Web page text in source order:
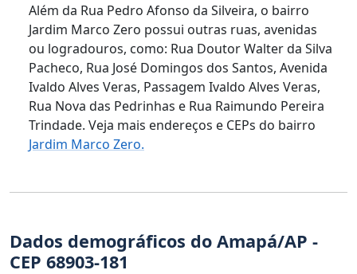
Além da Rua Pedro Afonso da Silveira, o bairro
Jardim Marco Zero possui outras ruas, avenidas
ou logradouros, como: Rua Doutor Walter da Silva
Pacheco, Rua José Domingos dos Santos, Avenida
Ivaldo Alves Veras, Passagem Ivaldo Alves Veras,
Rua Nova das Pedrinhas e Rua Raimundo Pereira
Trindade. Veja mais endereços e CEPs do bairro
Jardim Marco Zero.
Dados demográficos do Amapá/AP -
CEP 68903-181